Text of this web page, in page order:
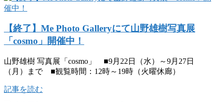
【終了】Me Photo Galleryにて山野雄樹写真展
「cosmo」開催中！
山野雄樹 写真展「cosmo」 ■9月22日（水）～9月27日
（月）まで ■観覧時間：12時～19時（火曜休廊）
記事を読む